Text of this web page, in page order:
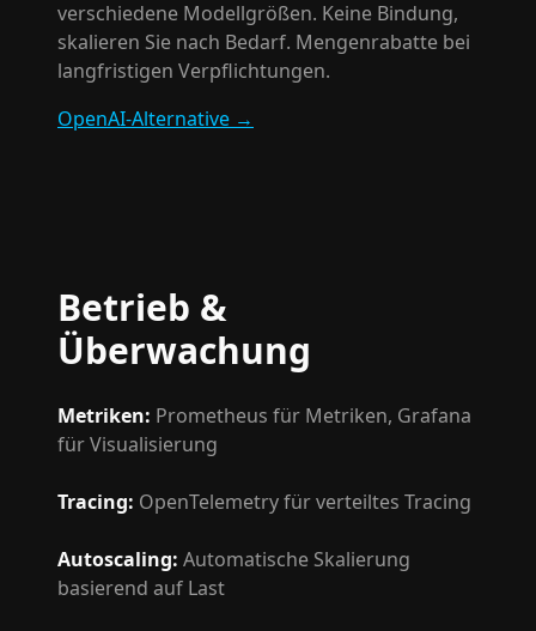
verschiedene Modellgrößen. Keine Bindung,
skalieren Sie nach Bedarf. Mengenrabatte bei
langfristigen Verpflichtungen.
OpenAI-Alternative →
Betrieb &
Überwachung
Metriken: Prometheus für Metriken, Grafana
für Visualisierung
Tracing: OpenTelemetry für verteiltes Tracing
Autoscaling: Automatische Skalierung
basierend auf Last